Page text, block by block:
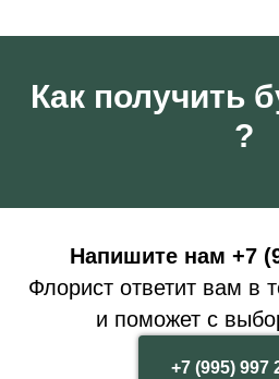
Как получить
?
Напишите нам +7
Флорист ответит вам в
и поможет с
+7 (995) 997